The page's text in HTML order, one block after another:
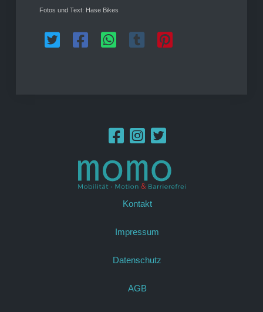
Fotos und Text: Hase Bikes
Kontakt
Impressum
Datenschutz
AGB